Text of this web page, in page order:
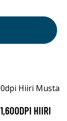
HIIRI